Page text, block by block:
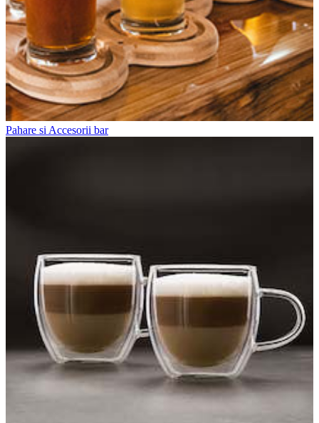
Pahare si Accesorii bar